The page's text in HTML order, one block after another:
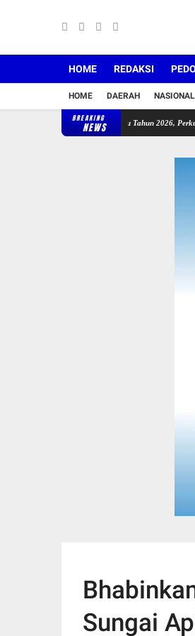
HOME REDAKSI
HOME DAERAH NASIONAL
BREAKING
NEWS
Sekolah Pemilu Hijau Tahun 2026, Perkuat
Sungai